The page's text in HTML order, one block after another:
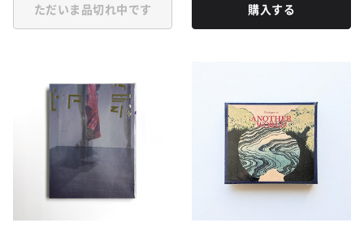
ただいま品切れ中です 購入する